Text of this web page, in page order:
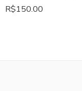
R$150.00